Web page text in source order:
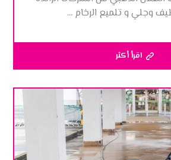
وجلي و تلميع الرخام ...
اقرأ أكثر